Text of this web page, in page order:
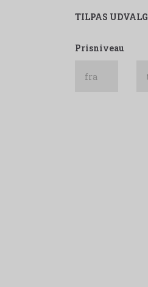
TILPAS UDVALG
Prisniveau